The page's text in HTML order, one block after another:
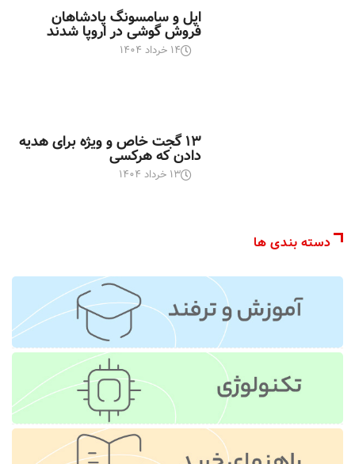
اپل و سامسونگ پادشاهان
فروش گوشی در اروپا شدند
۱۴ خرداد ۱۴۰۴
۱۳ گجت خاص و ویژه برای هدیه
دادن که هرکسی
۱۳ خرداد ۱۴۰۴
دسته بندی ها